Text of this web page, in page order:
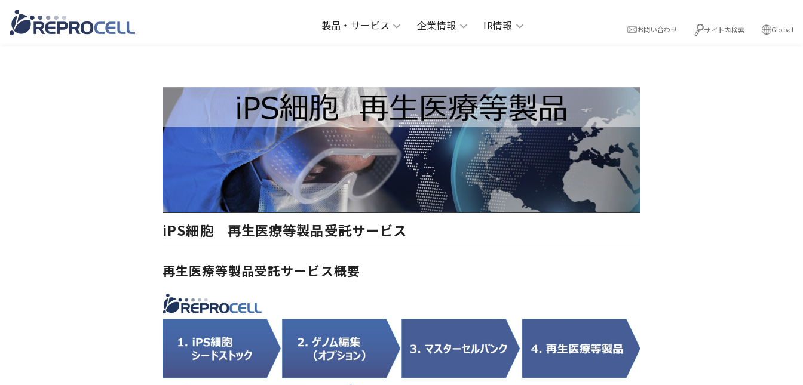
お問い合わせ サイト内検索 Global
製品・サービス 企業情報 IR情報
iPS細胞 再生医療等製品受託サービス
再生医療等製品受託サービス概要